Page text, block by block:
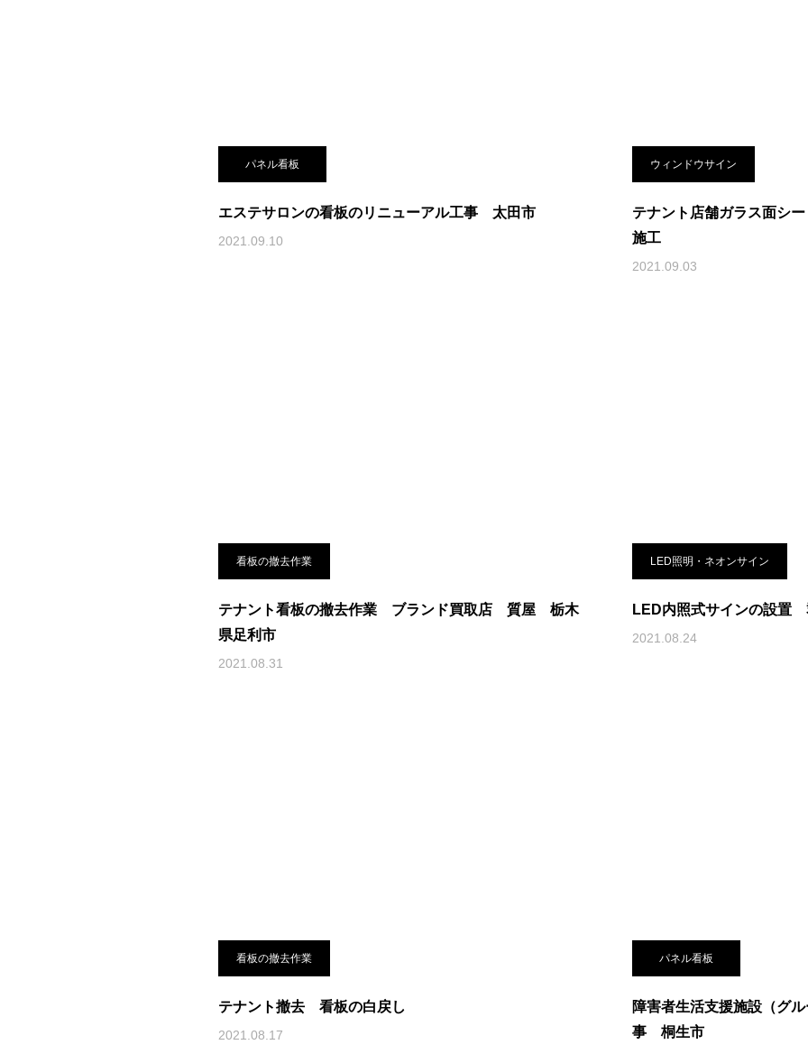
パネル看板
エステサロンの看板のリニューアル工事 太田市
2021.09.10
ウィンドウサイン
テナント店舗ガラス面シ
施工
2021.09.03
看板の撤去作業
テナント看板の撤去作業 ブランド買取店 質屋 栃木
県足利市
2021.08.31
LED照明・ネオンサイン
LED内照式サインの設置
2021.08.24
看板の撤去作業
テナント撤去 看板の白戻し
2021.08.17
パネル看板
障害者生活支援施設（グ
事 桐生市